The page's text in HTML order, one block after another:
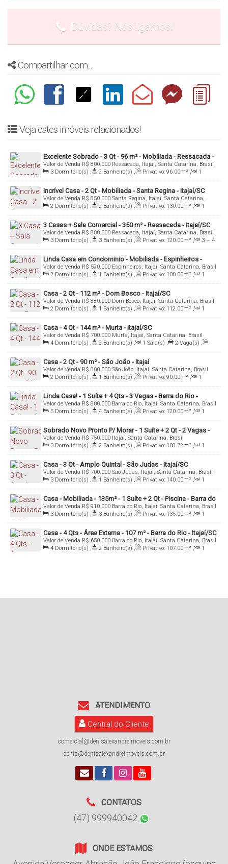
Dúvidas? Nós ligamos!
Compartilhar com...
Veja estes imóveis relacionados!
Excelente Sobrado - 3 Qt - 96 m² - Mobiliada - Ressacada -
Itajaí/SC
R$ 800.000
Valor de Venda
Ressacada, Itajaí, Santa Catarina, Brasil
3 Dormitório(s) , 2 Banheiro(s) , Privativo: 96.00m² ,
1
Sala(s) , Total: 105.00m² , 1 Vaga(s) , Útil: 96.00m²
Incrível Casa - 2 Qt - Mobiliada - Santa Regina - Itajaí/SC
R$ 850.000
Valor de Venda
Santa Regina, Itajaí, Santa Catarina,
Brasil
2 Dormitório(s) , 2 Banheiro(s) , Privativo: 130.00m² ,
1
Sala(s) , 1 Vaga(s) , Útil: 130.00m²
3 Casas + Sala Comercial - 350 m² - Ressacada - Itajaí/SC
R$ 800.000
Valor de Venda
Ressacada, Itajaí, Santa Catarina, Brasil
3 Dormitório(s) , 3 Banheiro(s) , Privativo: 120.00m² ,
3 ~ 4
Sala(s) , Total: 350.00m² , 3 Vaga(s) , Útil: 120.00m² ,
Terreno: 350 , Fundos: .00m Frente: .00
Linda Casa em Condominio - Mobiliada - Espinheiros -
Itajai/SC
R$ 590.000
Valor de Venda
Espinheiros, Itajaí, Santa Catarina, Brasil
2 Dormitório(s) , 1 Banheiro(s) , Privativo: 100.00m² ,
1
Sala(s) , Total: 140.00m² , 1 Vaga(s) , Útil: 100.00m²
Casa - 2 Qt - 112 m² - Dom Bosco - Itajaí/SC
R$ 880.000
Valor de Venda
Dom Bosco, Itajaí, Santa Catarina, Brasil
2 Dormitório(s) , 1 Banheiro(s) , Privativo: 112.00m² ,
1
Sala(s) , Total: 300.00m² , 4 Vaga(s) , Útil: 112.00m²
Casa - 4 Qt - 144 m² - Murta - Itajaí/SC
R$ 700.000
Valor de Venda
Murta, Itajaí, Santa Catarina, Brasil
4 Dormitório(s) , 2 Banheiro(s) , 1 Sala(s) , 2 Vaga(s) ,
Útil: 144.00m²
Casa - 2 Qt - 90 m² - São João - Itajaí
R$ 800.000
Valor de Venda
São João, Itajaí, Santa Catarina, Brasil
2 Dormitório(s) , 1 Banheiro(s) , Privativo: 90.00m² ,
1
Sala(s) , Total: 295.00m² , 1 Vaga(s) , Útil: 90.00m²
Linda Casa! - 1 Suíte + 4 Qts - 3 Vagas - Barra do Rio -
Itajaí/SC
R$ 800.000
Valor de Venda
Barra do Rio, Itajaí, Santa Catarina, Brasil
5 Dormitório(s) , 4 Banheiro(s) , Privativo: 120.00m² ,
1
Sala(s) , 1 Suíte(s) , 3 Vaga(s) , Útil: 120.00m²
Sobrado Novo Pronto P/ Morar - 1 Suíte + 2 Qt - 2 Vagas -
Espinheiros - Itajaí/SC
R$ 750.000
Valor de Venda
Itajaí, Santa Catarina, Brasil
3 Dormitório(s) , 2 Banheiro(s) , Privativo: 108.72m² ,
1
Sala(s) , 1 Suíte(s) , 2 Vaga(s) , Útil: 108.72m²
Casa - 3 Qt - Amplo Quintal - São Judas - Itajaí/SC
R$ 700.000
Valor de Venda
São Judas, Itajaí, Santa Catarina, Brasil
3 Dormitório(s) , 1 Banheiro(s) , Privativo: 140.00m² ,
1
Sala(s) , 1 Vaga(s) , Útil: 140.00m²
Casa - Mobiliada - 135m² - 1 Suíte + 2 Qt - Piscina - Barra do
Rio - Itajaí/SC R$ 910.000
Valor de Venda
Barra do Rio, Itajaí, Santa Catarina, Brasil
3 Dormitório(s) , 3 Banheiro(s) , Privativo: 135.00m² ,
1
Sala(s) , 1 Suíte(s) , 1 Vaga(s) , Útil: 135.00m²
Casa - 4 Qts - Área Externa - 107 m² - Barra do Rio - Itajaí/SC
R$ 650.000
Valor de Venda
Barra do Rio, Itajaí, Santa Catarina, Brasil
4 Dormitório(s) , 2 Banheiro(s) , Privativo: 107.00m² ,
1
ATENDIMENTO
Central do Cliente
comercial@denisalexandreimoveis.com.br
denis@denisalexandreimoveis.com.br
CONTATOS
(47) 999940042
ONDE ESTAMOS